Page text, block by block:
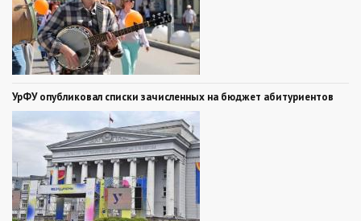
УрФУ опубликовал списки зачисленных на бюджет абитуриентов